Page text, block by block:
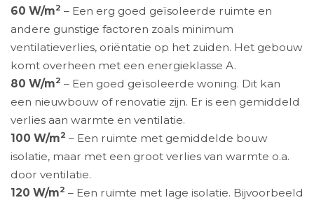
60 W/m2 – Een erg goed geïsoleerde ruimte en
andere gunstige factoren zoals minimum
ventilatieverlies, oriëntatie op het zuiden. Het gebouw
komt overheen met een energieklasse A.
80 W/m2 – Een goed geïsoleerde woning. Dit kan
een nieuwbouw of renovatie zijn. Er is een gemiddeld
verlies aan warmte en ventilatie.
100 W/m2 – Een ruimte met gemiddelde bouw
isolatie, maar met een groot verlies van warmte o.a.
door ventilatie.
120 W/m2 – Een ruimte met lage isolatie. Bijvoorbeeld